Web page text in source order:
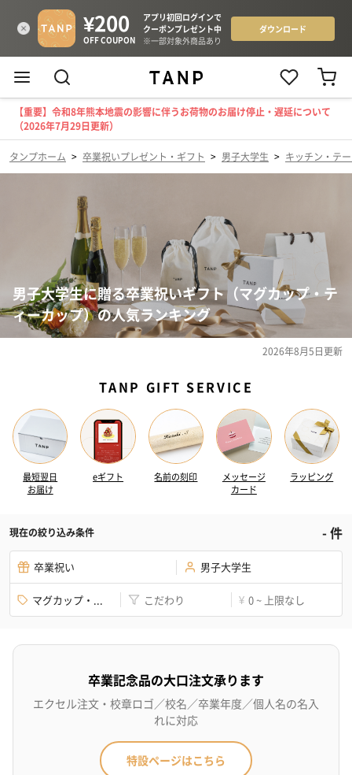
【重要】令和8年熊本地震の影響に伴うお荷物のお届け停止・遅延について
（2026年7月29日更新）
タンプホーム > 卒業祝いプレゼント・ギフト > 男子大学生 > キッチン・テ
男子大学生に贈る卒業祝いギフト（マグカップ・テ
ィーカップ）の人気ランキング
2026年8月5日更新
TANP GIFT SERVICE
最短翌日
お届け
eギフト 名前の刻印
メッセージ
カード
ラッピング
現在の絞り込み条件 -件
卒業祝い 男子大学生
マグカップ・... こだわり ¥ 0 ~ 上限なし
卒業記念品の大口注文承ります
エクセル注文・校章ロゴ／校名／卒業年度／個人名の名入
れに対応
特設ページはこちら